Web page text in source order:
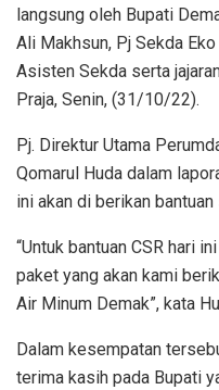
langsung oleh Bupati
Ali Makhsun, Pj Sekda
Asisten Sekda serta
Praja, Senin, (31/10/22).
Pj. Direktur Utama
Qomarul Huda dalam
ini akan di berikan
“Untuk bantuan CSR hari
paket yang akan kami
Air Minum Demak”, kata
Dalam kesempatan
terima kasih pada Bupati